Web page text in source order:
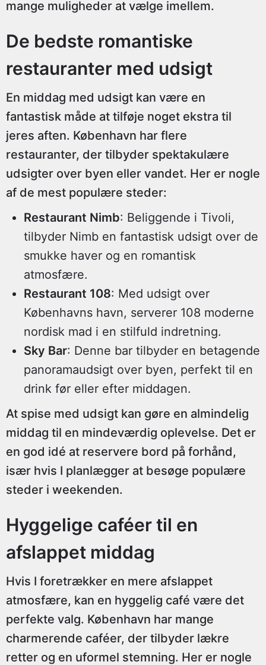
mange muligheder at vælge imellem.
De bedste romantiske
restauranter med udsigt
En middag med udsigt kan være en
fantastisk måde at tilføje noget ekstra til
jeres aften. København har flere
restauranter, der tilbyder spektakulære
udsigter over byen eller vandet. Her er nogle
af de mest populære steder:
Restaurant Nimb: Beliggende i Tivoli,
tilbyder Nimb en fantastisk udsigt over de
smukke haver og en romantisk
atmosfære.
Restaurant 108: Med udsigt over
Københavns havn, serverer 108 moderne
nordisk mad i en stilfuld indretning.
Sky Bar: Denne bar tilbyder en betagende
panoramaudsigt over byen, perfekt til en
drink før eller efter middagen.
At spise med udsigt kan gøre en almindelig
middag til en mindeværdig oplevelse. Det er
en god idé at reservere bord på forhånd,
især hvis I planlægger at besøge populære
steder i weekenden.
Hyggelige caféer til en
afslappet middag
Hvis I foretrækker en mere afslappet
atmosfære, kan en hyggelig café være det
perfekte valg. København har mange
charmerende caféer, der tilbyder lækre
retter og en uformel stemning. Her er nogle